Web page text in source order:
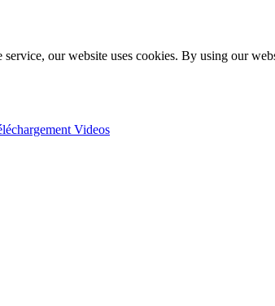
our website uses cookies. By using our
Videos